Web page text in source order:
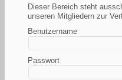
Dieser Bereich steht
unseren Mitgliedern zur
Benutzername
Passwort